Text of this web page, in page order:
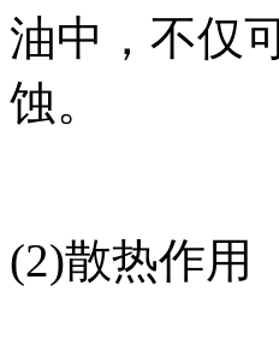
油中，不仅
蚀。
(2)散热作用